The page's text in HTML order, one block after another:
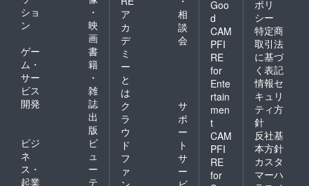
オープ
ンは11
月〜12
月を予
定して
おりま
ス(3000
円) ※お
飲み物
代別 ※
料理は
コース2
本の中
からい
ずれか
の提供
となり
ます。
■21:00
以降は
通常通
り『参
ショ
ン
・
映
画
ゲー
ム・
サー
ビス
開発
書
籍
・
雑
誌
出
版
ビジ
ネ
ス・
起業
ビ
ュ
ー
テ
ア
カ
デ
ミ
ー
と
は
相
談
会
ク
ラ
ウ
ド
フ
ァ
サ
ポ
ー
ト
サ
ー
Goo
d
CAM
PFI
RE
for
Ente
rtain
men
t
CAM
PFI
RE
for
ポリ
シー
特定商
取引法
に基づ
く表記
情報セ
キュリ
ティ方
針
反社基
本方針
カスタ
マーハ